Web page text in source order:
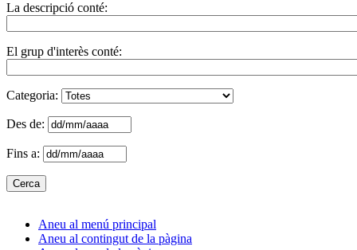
La descripció conté:
El grup d'interès conté:
Categoria:
Des de:
Fins a:
Aneu al menú principal
Aneu al contingut de la pàgina